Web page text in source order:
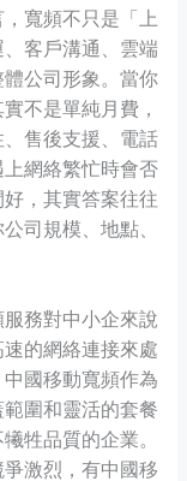
寬頻不只是「上
客戶溝通、雲端
公司形象。當你
不是單純月費，
售後支援、電話
網絡繁忙時會否
，其實答案往往
司規模、地點、
務對中小企來說
的網絡連接來處
國移動寬頻作為
圍和靈活的套餐
牲品質的企業。
激烈，有中國移